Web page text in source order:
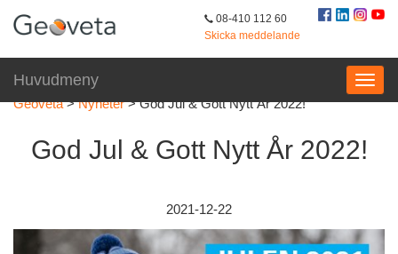
08-410 112 60
Skicka meddelande
Huvudmeny
Geoveta>Nyheter>God Jul & Gott Nytt År 2022!
God Jul & Gott Nytt År 2022!
2021-12-22